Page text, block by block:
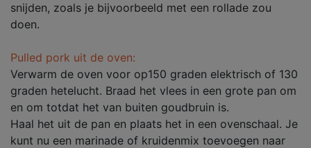
snijden, zoals je bijvoorbeeld met een rollade zou
doen.
Pulled pork uit de oven:
Verwarm de oven voor op150 graden elektrisch of 130
graden hetelucht. Braad het vlees in een grote pan om
en om totdat het van buiten goudbruin is.
Haal het uit de pan en plaats het in een ovenschaal. Je
kunt nu een marinade of kruidenmix toevoegen naar